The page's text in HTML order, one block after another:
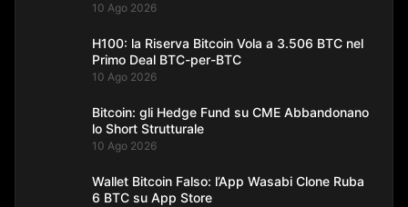
10 Ago 2026
H100: la Riserva Bitcoin Vola a 3.506 BTC nel
Primo Deal BTC-per-BTC
10 Ago 2026
Bitcoin: gli Hedge Fund su CME Abbandonano
lo Short Strutturale
10 Ago 2026
Wallet Bitcoin Falso: l’App Wasabi Clone Ruba
6 BTC su App Store